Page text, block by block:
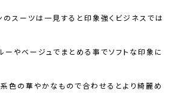
のスーツは一見すると印象強くビジネスでは
ーやベージュでまとめる事でソフトな印象に
色の華やかなもので合わせるとより綺麗め